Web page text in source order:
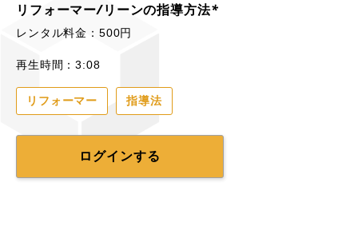
リフォーマー/リーンの指導方法*
レンタル料金：500円
再生時間：3:08
リフォーマー 指導法
ログインする